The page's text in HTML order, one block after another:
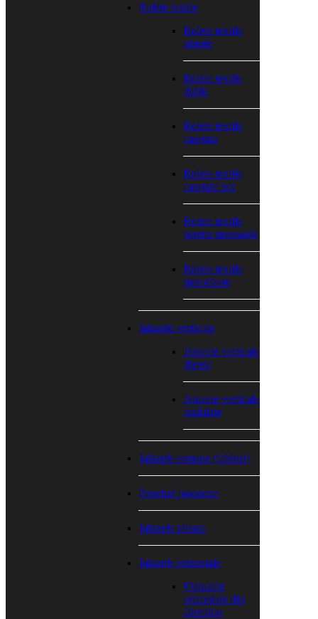
Rolete textile
Rolete textile
simple
Rolete textile
duble
Rolete textile
casetate
Rolete textile
casetate lux
Rolete textile
pentru mansarde
Rolete textile
motorizate
Jaluzele verticale
Jaluzele verticale
drepte
Jaluzele verticale
ondulate
Jaluzele romane (falduri)
Paneluri japoneze
Jaluzele plisate
Jaluzele orizontale
#Jaluzele
orizontale din
aluminiu